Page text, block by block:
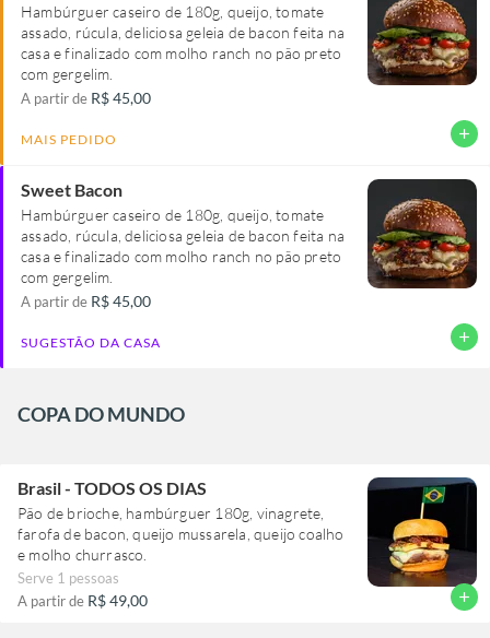
Hambúrguer caseiro de 180g, queijo, tomate
assado, rúcula, deliciosa geleia de bacon feita na
casa e finalizado com molho ranch no pão preto
com gergelim.
A partir de R$ 45,00
add
MAIS PEDIDO
Sweet Bacon
Hambúrguer caseiro de 180g, queijo, tomate
assado, rúcula, deliciosa geleia de bacon feita na
casa e finalizado com molho ranch no pão preto
com gergelim.
A partir de R$ 45,00
add
SUGESTÃO DA CASA
COPA DO MUNDO
Brasil - TODOS OS DIAS
Pão de brioche, hambúrguer 180g, vinagrete,
farofa de bacon, queijo mussarela, queijo coalho
e molho churrasco.
Serve 1 pessoas
A partir de R$ 49,00 add